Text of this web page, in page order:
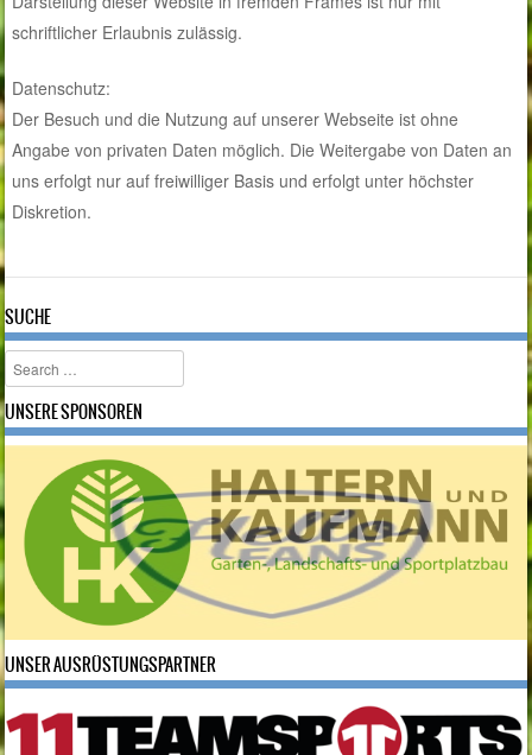
schriftlicher Erlaubnis zulässig.
Datenschutz:
Der Besuch und die Nutzung auf unserer Webseite ist ohne
Angabe von privaten Daten möglich. Die Weitergabe von Daten an
uns erfolgt nur auf freiwilliger Basis und erfolgt unter höchster
Diskretion.
SUCHE
Search
UNSERE SPONSOREN
UNSER AUSRÜSTUNGSPARTNER